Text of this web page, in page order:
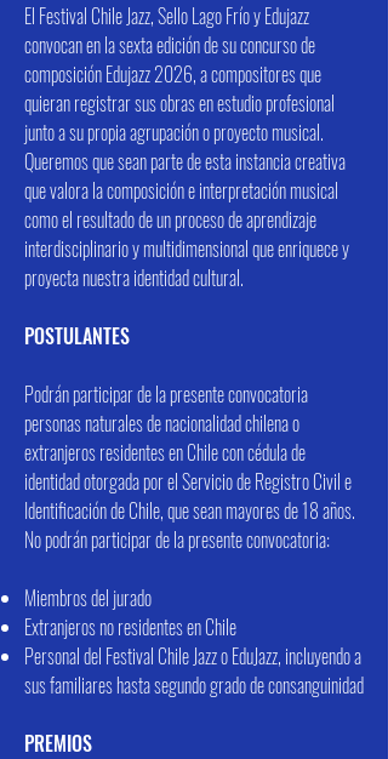
El Festival Chile Jazz, Sello Lago Frío y Edujazz
convocan en la sexta edición de su concurso de
composición Edujazz 2026, a compositores que
quieran registrar sus obras en estudio profesional
junto a su propia agrupación o proyecto musical.
Queremos que sean parte de esta instancia creativa
que valora la composición e interpretación musical
como el resultado de un proceso de aprendizaje
interdisciplinario y multidimensional que enriquece y
proyecta nuestra identidad cultural.
POSTULANTES
Podrán participar de la presente convocatoria
personas naturales de nacionalidad chilena o
extranjeros residentes en Chile con cédula de
identidad otorgada por el Servicio de Registro Civil e
Identificación de Chile, que sean mayores de 18 años.
No podrán participar de la presente convocatoria:
Miembros del jurado
Extranjeros no residentes en Chile
Personal del Festival Chile Jazz o EduJazz, incluyendo a
sus familiares hasta segundo grado de consanguinidad
PREMIOS